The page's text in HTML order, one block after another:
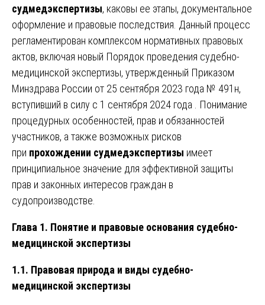
судмедэкспертизы, каковы ее этапы, документальное
оформление и правовые последствия. Данный процесс
регламентирован комплексом нормативных правовых
актов, включая новый Порядок проведения судебно-
медицинской экспертизы, утвержденный Приказом
Минздрава России от 25 сентября 2023 года № 491н,
вступивший в силу с 1 сентября 2024 года . Понимание
процедурных особенностей, прав и обязанностей
участников, а также возможных рисков
при прохождении судмедэкспертизы имеет
принципиальное значение для эффективной защиты
прав и законных интересов граждан в
судопроизводстве.
Глава 1. Понятие и правовые основания судебно-
медицинской экспертизы
1.1. Правовая природа и виды судебно-
медицинской экспертизы